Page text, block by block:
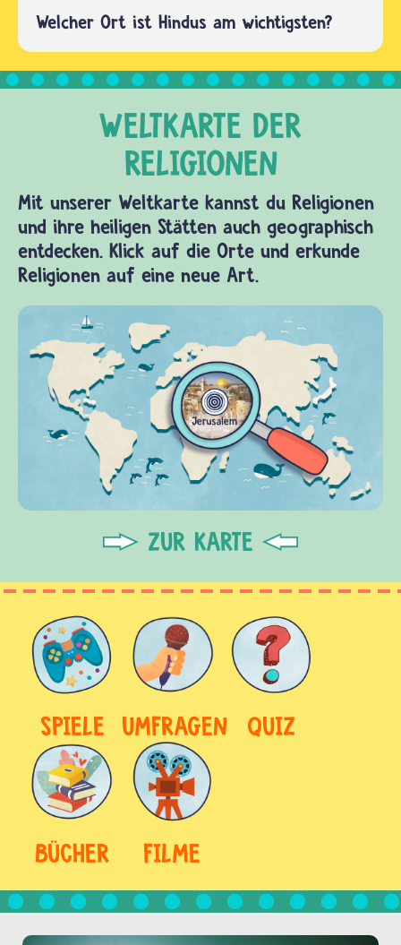
auch Tripitaka oder…
Welcher Ort ist Hindus am wichtigsten?
Mit unserer Weltkarte kannst du Religionen
und ihre heiligen Stätten auch geographisch
entdecken. Klick auf die Orte und erkunde
Religionen auf eine neue Art.
ZUR KARTE
SPIELE UMFRAGEN QUIZ
BÜCHER FILME